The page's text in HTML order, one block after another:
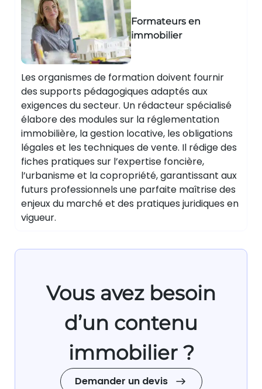
Formateurs en
immobilier
Les organismes de formation doivent fournir
des supports pédagogiques adaptés aux
exigences du secteur. Un rédacteur spécialisé
élabore des modules sur la réglementation
immobilière, la gestion locative, les obligations
légales et les techniques de vente. Il rédige des
fiches pratiques sur l’expertise foncière,
l’urbanisme et la copropriété, garantissant aux
futurs professionnels une parfaite maîtrise des
enjeux du marché et des pratiques juridiques en
vigueur.
Vous avez besoin
d’un contenu
immobilier ?
Demander un devis